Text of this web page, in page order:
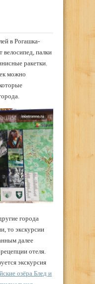
в Рогашка-
велосипед, палки
ракетки.
можно
города
то экскурсии
далее
отеля.
экскурсия
озёра Блед и